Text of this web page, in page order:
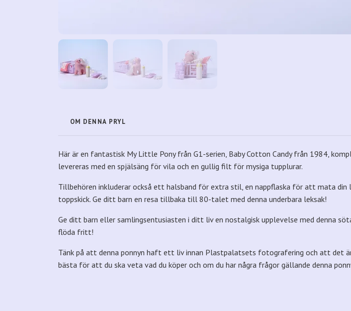
OM DENNA PRYL
Här är en fantastisk My Little Pony från G1-serien, Baby Cotton Candy från 1984,
levereras med en spjälsäng för vila och en gullig filt för mysiga tupplurar.
Tillbehören inkluderar också ett halsband för extra stil, en nappflaska för att mata
toppskick. Ge ditt barn en resa tillbaka till 80-talet med denna underbara leksak!
Ge ditt barn eller samlingsentusiasten i ditt liv en nostalgisk upplevelse med denna
flöda fritt!
Tänk på att denna ponnyn haft ett liv innan Plastpalatsets fotografering och att det
bästa för att du ska veta vad du köper och om du har några frågor gällande denna